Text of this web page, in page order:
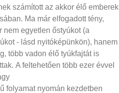
számított az akkor élő emberek
Ma már elfogadott tény,
nem egyetlen őstyúkot (a
- lásd nyitóképünkön), hanem
több vadon élő tyúkfajtát is
A feltehetően több ezer évvel
folyamat nyomán kezdetben